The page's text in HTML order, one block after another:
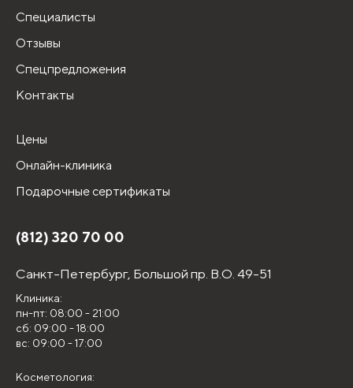
Специалисты
Отзывы
Спецпредложения
Контакты
Цены
Онлайн-клиника
Подарочные сертификаты
(812) 320 70 00
Санкт-Петербург, Большой пр. В.О. 49-51
Клиника:
пн-пт: 08:00 - 21:00
сб: 09:00 - 18:00
вс: 09:00 - 17:00
Косметология: